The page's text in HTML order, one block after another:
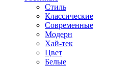
Стиль
Классические
Современные
Модерн
Хай-тек
Цвет
Белые